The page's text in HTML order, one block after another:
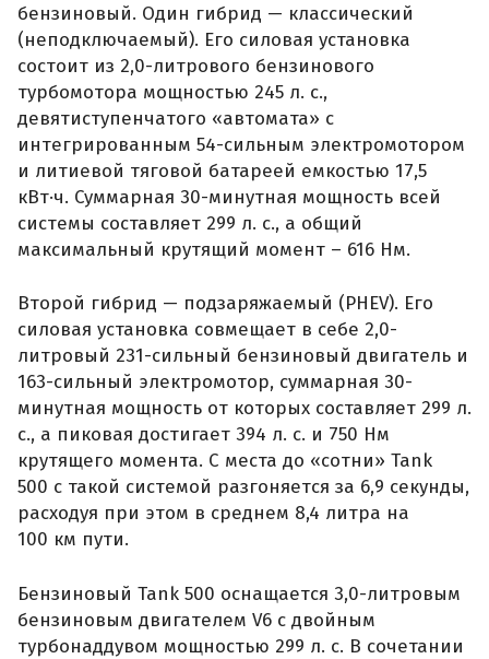
бензиновый. Один гибрид — классический
(неподключаемый). Его силовая установка
состоит из 2,0-литрового бензинового
турбомотора мощностью 245 л. с.,
девятиступенчатого «автомата» с
интегрированным 54-сильным электромотором
и литиевой тяговой батареей емкостью 17,5
кВт·ч. Суммарная 30-минутная мощность всей
системы составляет 299 л. с., а общий
максимальный крутящий момент – 616 Нм.
Второй гибрид — подзаряжаемый (PHEV). Его
силовая установка совмещает в себе 2,0-
литровый 231-сильный бензиновый двигатель и
163-сильный электромотор, суммарная 30-
минутная мощность от которых составляет 299 л.
с., а пиковая достигает 394 л. с. и 750 Нм
крутящего момента. С места до «сотни» Tank
500 с такой системой разгоняется за 6,9 секунды,
расходуя при этом в среднем 8,4 литра на
100 км пути.
Бензиновый Tank 500 оснащается 3,0-литровым
бензиновым двигателем V6 с двойным
турбонаддувом мощностью 299 л. с. В сочетании